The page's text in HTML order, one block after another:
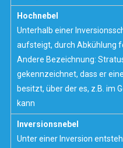
Hochnebel
Unterhalb einer
aufsteigt, durch Abkühlung
Andere Bezeichnung:
gekennzeichnet, dass er
besitzt, über der es, z.B. im
kann
Inversionsnebel
Unter einer Inversion